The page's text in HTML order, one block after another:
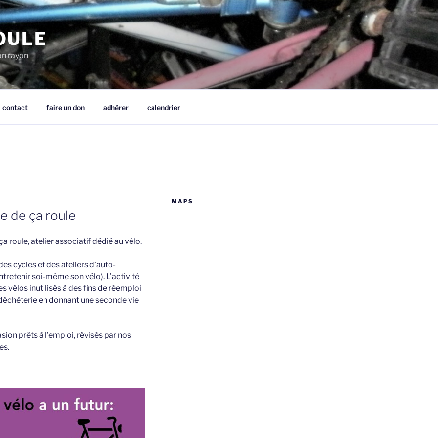
rayon
contact faire un don adhérer calendrier
de ça roule
roule, atelier associatif dédié au vélo.
cycles et des ateliers d’auto-
soi-même son vélo). L’activité
vélos inutilisés à des fins de réemploi
en donnant une seconde vie
prêts à l’emploi, révisés par nos
MAPS